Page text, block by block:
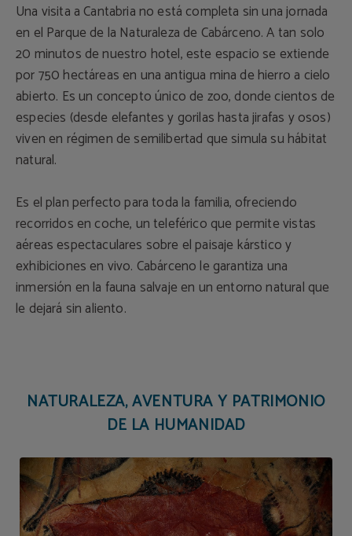
Una visita a Cantabria no está completa sin una jornada
en el Parque de la Naturaleza de Cabárceno. A tan solo
20 minutos de nuestro hotel, este espacio se extiende
por 750 hectáreas en una antigua mina de hierro a cielo
abierto. Es un concepto único de zoo, donde cientos de
especies (desde elefantes y gorilas hasta jirafas y osos)
viven en régimen de semilibertad que simula su hábitat
natural.
Es el plan perfecto para toda la familia, ofreciendo
recorridos en coche, un teleférico que permite vistas
aéreas espectaculares sobre el paisaje kárstico y
exhibiciones en vivo. Cabárceno le garantiza una
inmersión en la fauna salvaje en un entorno natural que
le dejará sin aliento.
NATURALEZA, AVENTURA Y PATRIMONIO
DE LA HUMANIDAD